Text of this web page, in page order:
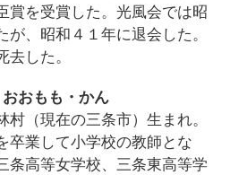
賞を受賞した。光風会では昭
、昭和４１年に退会した。
した。
おもも・かん
（現在の三条市）生まれ。
卒業して小学校の教師とな
条高等女学校、三条東高等学